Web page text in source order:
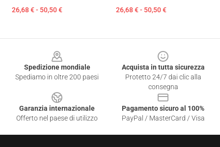
26,68 € - 50,50 € 26,68 € - 50,50 €
Spedizione mondiale
Spediamo in oltre 200 paesi
Acquista in tutta sicurezza
Protetto 24/7 dai clic alla
consegna
Garanzia internazionale
Offerto nel paese di utilizzo
Pagamento sicuro al 100%
PayPal / MasterCard / Visa